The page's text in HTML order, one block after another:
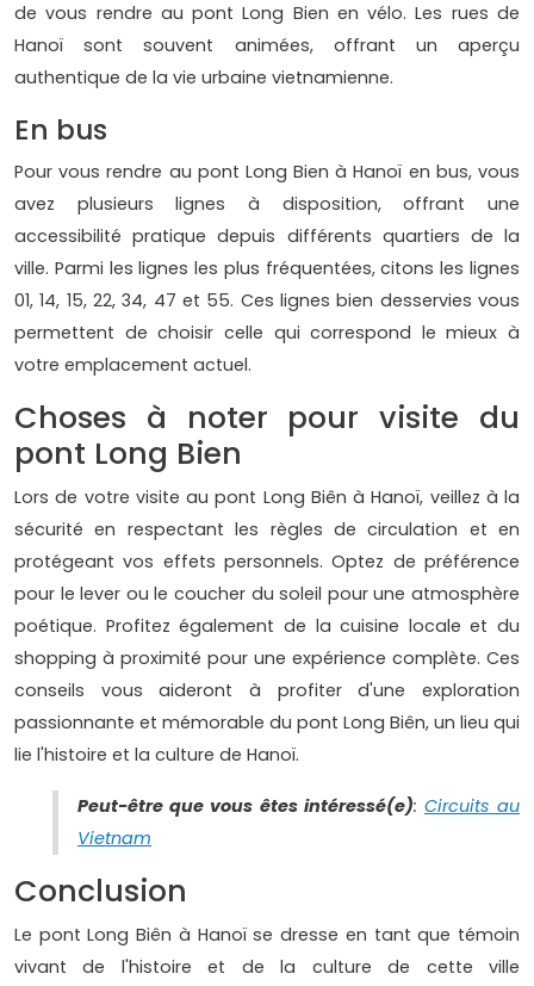
de vous rendre au pont Long Bien en vélo. Les rues de
Hanoï sont souvent animées, offrant un aperçu
authentique de la vie urbaine vietnamienne.
En bus
Pour vous rendre au pont Long Bien à Hanoï en bus, vous
avez plusieurs lignes à disposition, offrant une
accessibilité pratique depuis différents quartiers de la
ville. Parmi les lignes les plus fréquentées, citons les lignes
01, 14, 15, 22, 34, 47 et 55. Ces lignes bien desservies vous
permettent de choisir celle qui correspond le mieux à
votre emplacement actuel.
Choses à noter pour visite du
pont Long Bien
Lors de votre visite au pont Long Biên à Hanoï, veillez à la
sécurité en respectant les règles de circulation et en
protégeant vos effets personnels. Optez de préférence
pour le lever ou le coucher du soleil pour une atmosphère
poétique. Profitez également de la cuisine locale et du
shopping à proximité pour une expérience complète. Ces
conseils vous aideront à profiter d'une exploration
passionnante et mémorable du pont Long Biên, un lieu qui
lie l'histoire et la culture de Hanoï.
Peut-être que vous êtes intéressé(e): Circuits au
Vietnam
Conclusion
Le pont Long Biên à Hanoï se dresse en tant que témoin
vivant de l'histoire et de la culture de cette ville